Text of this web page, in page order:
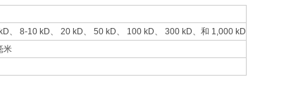
、 8-10 kD、 20 kD、 50 kD、 100 kD、 300 kD、和 1,000 kD
米